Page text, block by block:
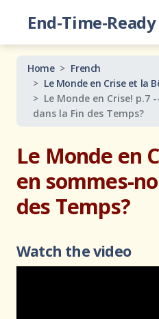
End-Time-Ready
Home
French
Le Monde en Crise et la
Le Monde en Crise! p.7
dans la Fin des Temps?
Le Monde en
en sommes-
des Temps?
Watch the video